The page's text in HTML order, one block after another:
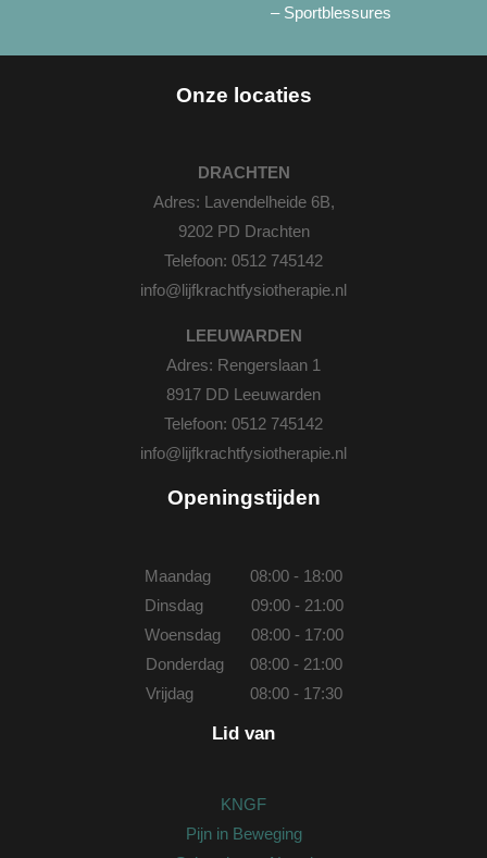
– Sportblessures
Onze locaties
DRACHTEN
Adres: Lavendelheide 6B,
9202 PD Drachten
Telefoon: 0512 745142
info@lijfkrachtfysiotherapie.nl
LEEUWARDEN
Adres: Rengerslaan 1
8917 DD Leeuwarden
Telefoon: 0512 745142
info@lijfkrachtfysiotherapie.nl
Openingstijden
Maandag 08:00 - 18:00
Dinsdag 09:00 - 21:00
Woensdag 08:00 - 17:00
Donderdag 08:00 - 21:00
Vrijdag 08:00 - 17:30
Lid van
KNGF
Pijn in Beweging